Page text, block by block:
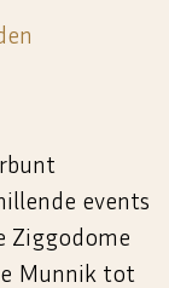
events
Ziggodome
Munnik tot